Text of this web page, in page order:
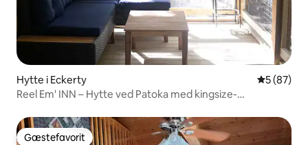
Hytte i Eckerty 5 ud af 5 i
5 (87)
Reel Em' INN – Hytte ved Patoka med kingsize-
Gæstefavorit